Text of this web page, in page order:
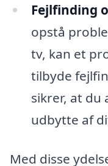
Fejlfinding
opstå
tv, kan et
tilbyde
sikrer, at du
udbytte af
Med disse